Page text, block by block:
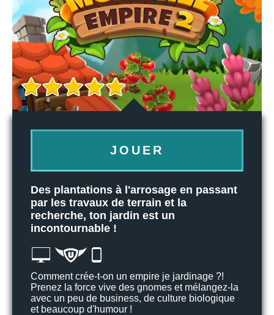
JOUER
Des plantations à l'arrosage en passant
par les travaux de terrain et la
recherche, ton jardin est un
incontournable !
Comment crée-t-on un empire je jardinage ?!
Prenez la force vive des gnomes et mélangez-la
avec un peu de business, de culture biologique
et beaucoup d'humour !